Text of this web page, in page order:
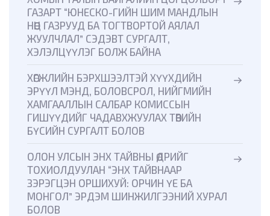
ГАЗАРТ “ЮНЕСКО-ГИЙН ШИМ МАНДЛЫН
НӨӨЦ ГАЗРУУД БА ТОГТВОРТОЙ АЯЛАЛ
ЖУУЛЧЛАЛ” СЭДЭВТ СУРГАЛТ,
ХЭЛЭЛЦҮҮЛЭГ БОЛЖ БАЙНА
ХӨГЖЛИЙН БЭРХШЭЭЛТЭЙ ХҮҮХДИЙН
ЭРҮҮЛ МЭНД, БОЛОВСРОЛ, НИЙГМИЙН
ХАМГААЛЛЫН САЛБАР КОМИССЫН
ГИШҮҮДИЙГ ЧАДАВХЖУУЛАХ ТӨВИЙН
БҮСИЙН СУРГАЛТ БОЛОВ
ОЛОН УЛСЫН ЭНХ ТАЙВНЫ ӨДРИЙГ
ТОХИОЛДУУЛАН “ЭНХ ТАЙВНААР
ЗЭРЭГЦЭН ОРШИХУЙ: ОРЧИН ҮЕ БА
МОНГОЛ” ЭРДЭМ ШИНЖИЛГЭЭНИЙ ХУРАЛ
БОЛОВ